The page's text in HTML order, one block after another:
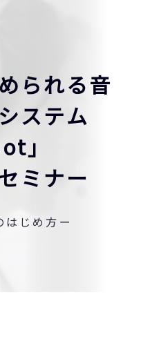
られる音
ステム
」
ミナー
はじめ方ー